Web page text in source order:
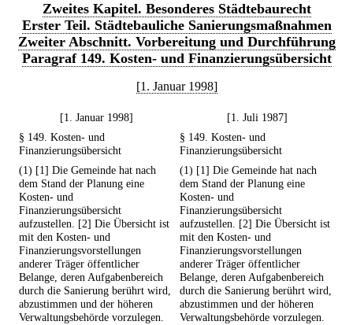
Zweites Kapitel. Besonderes Städtebaurecht
Erster Teil. Städtebauliche Sanierungsmaßnahmen
Zweiter Abschnitt. Vorbereitung und Durchführung
Paragraf 149. Kosten- und Finanzierungsübersicht
[1. Januar 1998]
[1. Januar 1998]
[1. Juli 1987]
§ 149. Kosten- und
Finanzierungsübersicht
§ 149. Kosten- und
Finanzierungsübersicht
(1) [1] Die Gemeinde hat nach
dem Stand der Planung eine
Kosten- und
Finanzierungsübersicht
aufzustellen. [2] Die Übersicht ist
mit den Kosten- und
Finanzierungsvorstellungen
anderer Träger öffentlicher
Belange, deren Aufgabenbereich
durch die Sanierung berührt wird,
abzustimmen und der höheren
Verwaltungsbehörde vorzulegen.
(1) [1] Die Gemeinde hat nach
dem Stand der Planung eine
Kosten- und
Finanzierungsübersicht
aufzustellen. [2] Die Übersicht ist
mit den Kosten- und
Finanzierungsvorstellungen
anderer Träger öffentlicher
Belange, deren Aufgabenbereich
durch die Sanierung berührt wird,
abzustimmen und der höheren
Verwaltungsbehörde vorzulegen.